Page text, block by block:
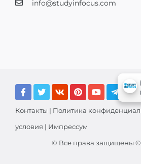
info@studyinfocus.com
Контакты | Политика
условия | Импрессум
© Все права защищены ©